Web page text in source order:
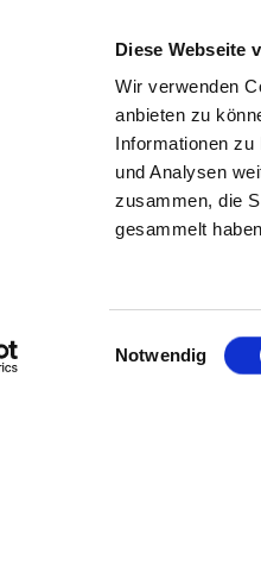
Diese Webseite
Wir verwenden
anbieten zu
Informationen zu
und Analysen
zusammen, die
gesammelt
Notwendig
Startseite der Fachabteilung